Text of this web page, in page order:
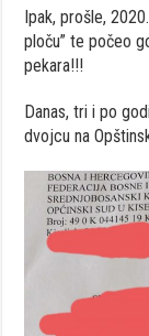
Ipak, prošle,
ploču” te počeo
pekara!!!
Danas, tri i po
dvojcu na